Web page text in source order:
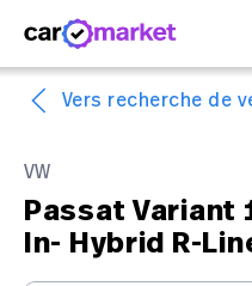
Vers recherche de
VW
Passat Variant
In- Hybrid R-